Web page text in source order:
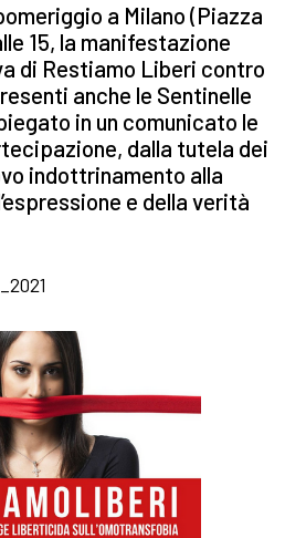
a Milano (Piazza
15, la manifestazione
di Restiamo Liberi contro
anche le Sentinelle
in un comunicato le
dalla tutela dei
indottrinamento alla
e della verità